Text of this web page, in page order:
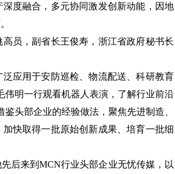
度融合，多元协同激发创新动能，因地
员，副省长王俊寿，浙江省政府秘书长
应用于安防巡检、物流配送、科研教育
伟明一行观看机器人表演，了解行业前沿
头部企业的经验做法，聚焦先进制造、
快取得一批原始创新成果、培育一批细
后来到MCN行业头部企业无忧传媒，以